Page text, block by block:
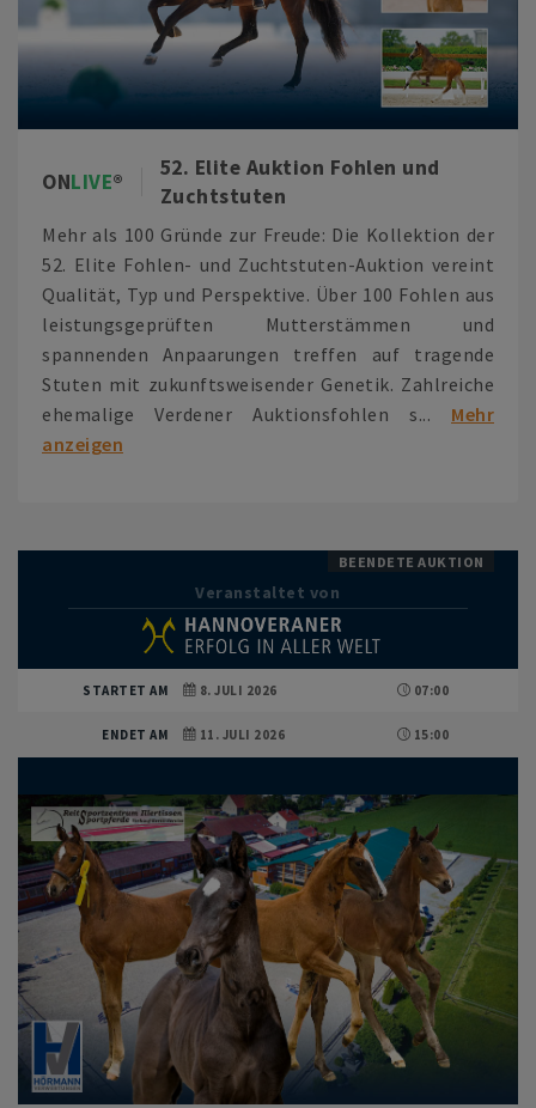
ONLIVE
52. Elite Auktion Fohlen und
Zuchtstuten
Mehr als 100 Gründe zur Freude: Die Kollektion der
52. Elite Fohlen- und Zuchtstuten-Auktion vereint
Qualität, Typ und Perspektive. Über 100 Fohlen aus
leistungsgeprüften Mutterstämmen und
spannenden Anpaarungen treffen auf tragende
Stuten mit zukunftsweisender Genetik. Zahlreiche
ehemalige Verdener Auktionsfohlen s...
Mehr
anzeigen
BEENDETE AUKTION
Veranstaltet von
STARTET AM 8. JULI 2026 07:00
ENDET AM 11. JULI 2026 15:00